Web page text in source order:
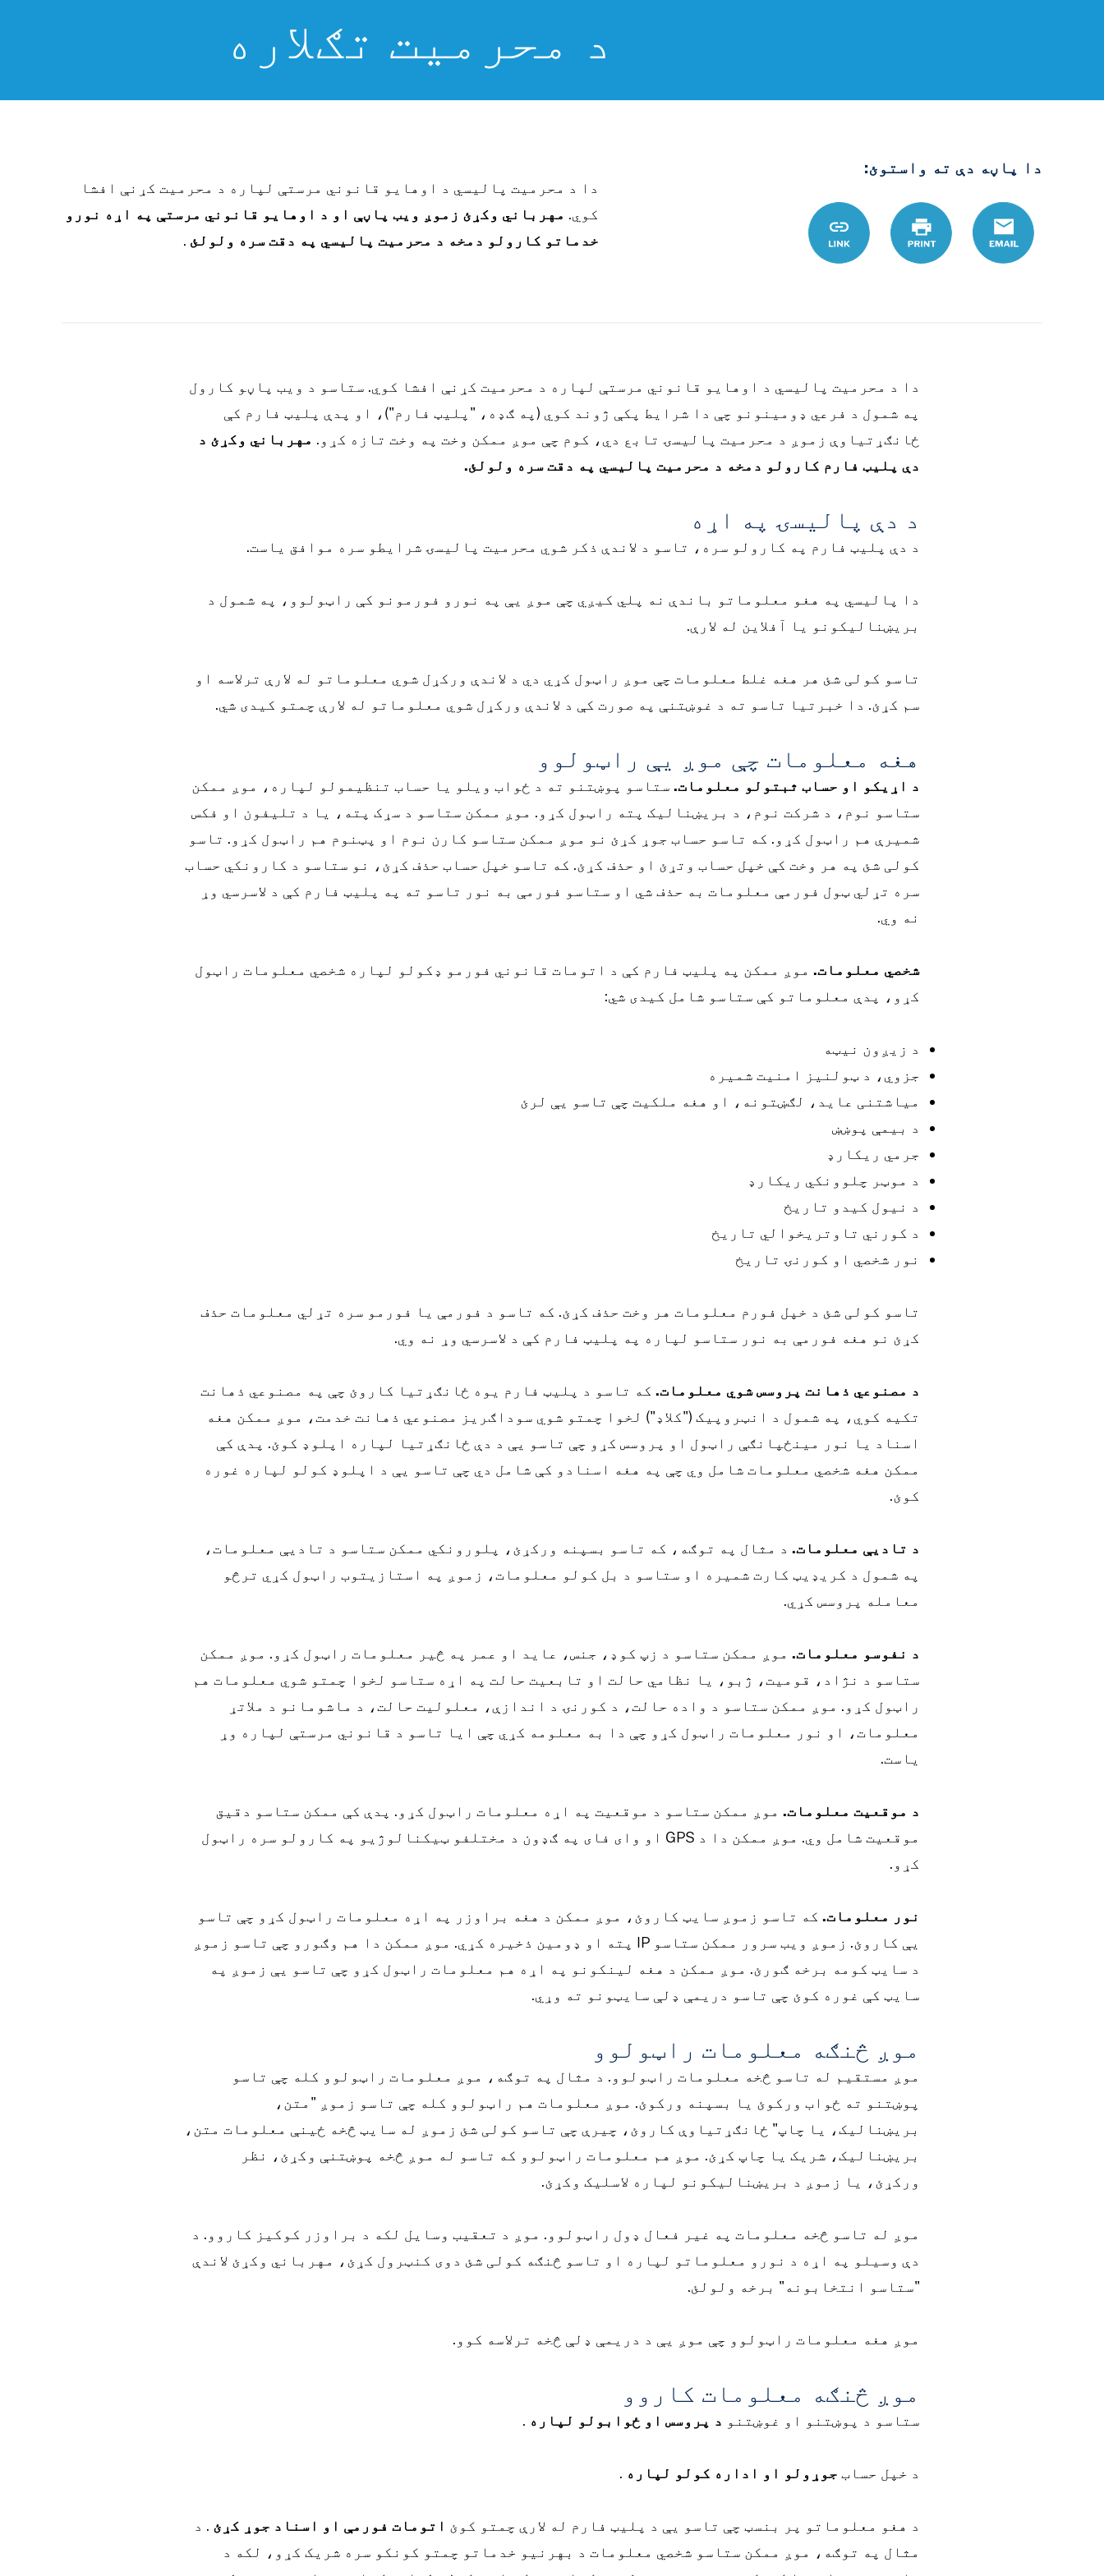
د محرمیت تګلاره
دا د محرمیت پالیسي د اوهایو قانوني مرستې لپاره د محرمیت کړنې افشا
کوي. مهرباني وکړئ زموږ ویب پاڼې او د اوهایو قانوني مرستې په اړه نورو
خدماتو کارولو دمخه د محرمیت پالیسي په دقت سره ولولئ .
دا پاڼه دې ته واستوئ:
Email چاپ
https://www.ohiolegalhelp.org/ps/d-
mhrmyt-
tklarh
Link
دا د محرمیت پالیسي د اوهایو قانوني مرستې لپاره د محرمیت کړنې افشا کوي. ستاسو د ویب پاڼو کارول
په شمول د فرعي ډومینونو چې دا شرایط پکې ژوند کوي (په ګډه، "پلیټ فارم")، او پدې پلیټ فارم کې
ځانګړتیاوې زموږ د محرمیت پالیسۍ تابع دي، کوم چې موږ ممکن وخت په وخت تازه کړو. مهرباني وکړئ د
دې پلیټ فارم کارولو دمخه د محرمیت پالیسي په دقت سره ولولئ.
د دې پالیسۍ په اړه
د دې پلیټ فارم په کارولو سره، تاسو د لاندې ذکر شوي محرمیت پالیسۍ شرایطو سره موافق یاست.
دا پالیسي په هغو معلوماتو باندې نه پلي کیږي چې موږ یې په نورو فورمونو کې راټولوو، په شمول د
بریښنالیکونو یا آفلاین له لارې.
تاسو کولی شئ هر هغه غلط معلومات چې موږ راټول کړي دي د لاندې ورکړل شوي معلوماتو له لارې ترلاسه او
سم کړئ. دا خبرتیا تاسو ته د غوښتنې په صورت کې د لاندې ورکړل شوي معلوماتو له لارې چمتو کیدی شي.
هغه معلومات چې موږ یې راټولوو
د اړیکو او حساب ثبتولو معلومات. ستاسو پوښتنو ته د ځواب ویلو یا حساب تنظیمولو لپاره، موږ ممکن
ستاسو نوم، د شرکت نوم، د بریښنالیک پته راټول کړو. موږ ممکن ستاسو د سړک پته، یا د تلیفون او فکس
شمیرې هم راټول کړو. که تاسو حساب جوړ کړئ نو موږ ممکن ستاسو کارن نوم او پټنوم هم راټول کړو. تاسو
کولی شئ په هر وخت کې خپل حساب وتړئ او حذف کړئ. که تاسو خپل حساب حذف کړئ، نو ستاسو د کارونکي حساب
سره تړلي ټول فورمې معلومات به حذف شي او ستاسو فورمې به نور تاسو ته په پلیټ فارم کې د لاسرسي وړ
نه وي.
شخصي معلومات. موږ ممکن په پلیټ فارم کې د اتومات قانوني فورمو ډکولو لپاره شخصي معلومات راټول
کړو، پدې معلوماتو کې ستاسو شامل کیدی شي:
د زیږون نیټه
جزوي، د ټولنیز امنیت شمیره
میاشتنی عاید، لګښتونه، او هغه ملکیت چې تاسو یې لرئ
د بیمې پوښښ
جرمي ریکارډ
د موټر چلوونکي ریکارډ
د نیول کیدو تاریخ
د کورني تاوتریخوالي تاریخ
نور شخصي او کورنۍ تاریخ
تاسو کولی شئ د خپل فورم معلومات هر وخت حذف کړئ. که تاسو د فورمې یا فورمو سره تړلي معلومات حذف
کړئ نو هغه فورمې به نور ستاسو لپاره په پلیټ فارم کې د لاسرسي وړ نه وي.
د مصنوعي ذهانت پروسس شوي معلومات. که تاسو د پلیټ فارم یوه ځانګړتیا کاروئ چې په مصنوعي ذهانت
تکیه کوي، په شمول د انټروپیک ("کلاډ") لخوا چمتو شوي سوداګریز مصنوعي ذهانت خدمت، موږ ممکن هغه
اسناد یا نور مینځپانګې راټول او پروسس کړو چې تاسو یې د دې ځانګړتیا لپاره اپلوډ کوئ. پدې کې
ممکن هغه شخصي معلومات شامل وي چې په هغه اسنادو کې شامل دي چې تاسو یې د اپلوډ کولو لپاره غوره
کوئ.
د تادیې معلومات. د مثال په توګه، که تاسو بسپنه ورکړئ، پلورونکي ممکن ستاسو د تادیې معلومات،
په شمول د کریډیټ کارت شمیره او ستاسو د بل کولو معلومات، زموږ په استازیتوب راټول کړي ترڅو
معامله پروسس کړي.
د نفوسو معلومات. موږ ممکن ستاسو د زپ کوډ، جنس، عاید او عمر په څیر معلومات راټول کړو. موږ ممکن
ستاسو د نژاد، قومیت، ژبو، یا نظامي حالت او تابعیت حالت په اړه ستاسو لخوا چمتو شوي معلومات هم
راټول کړو. موږ ممکن ستاسو د واده حالت، د کورنۍ د اندازې، معلولیت حالت، د ماشومانو د ملاتړ
معلومات، او نور معلومات راټول کړو چې دا به معلومه کړي چې ایا تاسو د قانوني مرستې لپاره وړ
یاست.
د موقعیت معلومات. موږ ممکن ستاسو د موقعیت په اړه معلومات راټول کړو. پدې کې ممکن ستاسو دقیق
موقعیت شامل وي. موږ ممکن دا د GPS او وای فای په ګډون د مختلفو ټیکنالوژیو په کارولو سره راټول
کړو.
نور معلومات. که تاسو زموږ سایټ کاروئ، موږ ممکن د هغه براوزر په اړه معلومات راټول کړو چې تاسو
یې کاروئ. زموږ ویب سرور ممکن ستاسو IP پته او ډومین ذخیره کړي. موږ ممکن دا هم وګورو چې تاسو زموږ
د سایټ کومه برخه ګورئ. موږ ممکن د هغه لینکونو په اړه هم معلومات راټول کړو چې تاسو یې زموږ په
سایټ کې غوره کوئ چې تاسو دریمې ډلې سایټونو ته وړي.
موږ څنګه معلومات راټولوو
موږ مستقیم له تاسو څخه معلومات راټولوو. د مثال په توګه، موږ معلومات راټولوو کله چې تاسو
پوښتنو ته ځواب ورکوئ یا بسپنه ورکوئ. موږ معلومات هم راټولوو کله چې تاسو زموږ "متن،
بریښنالیک، یا چاپ" ځانګړتیاوې کاروئ، چیرې چې تاسو کولی شئ زموږ له سایټ څخه ځینې معلومات متن،
بریښنالیک، شریک یا چاپ کړئ. موږ هم معلومات راټولوو که تاسو له موږ څخه پوښتنې وکړئ، نظر
ورکړئ، یا زموږ د بریښنالیکونو لپاره لاسلیک وکړئ.
موږ له تاسو څخه معلومات په غیر فعال ډول راټولوو. موږ د تعقیب وسایل لکه د براوزر کوکیز کاروو. د
دې وسیلو په اړه د نورو معلوماتو لپاره او تاسو څنګه کولی شئ دوی کنټرول کړئ، مهرباني وکړئ لاندې
"ستاسو انتخابونه" برخه ولولئ.
موږ هغه معلومات راټولوو چې موږ یې د دریمې ډلې څخه ترلاسه کوو.
موږ څنګه معلومات کاروو
ستاسو د پوښتنو او غوښتنو د پروسس او ځوابولو لپاره .
د خپل حساب جوړولو او اداره کولو لپاره .
د هغو معلوماتو پر بنسټ چې تاسو یې د پلیټ فارم له لارې چمتو کوئ اتومات فورمې او اسناد جوړ کړئ . د
مثال په توګه، موږ ممکن ستاسو شخصي معلومات د بهرنیو خدماتو چمتو کونکو سره شریک کړو، لکه د